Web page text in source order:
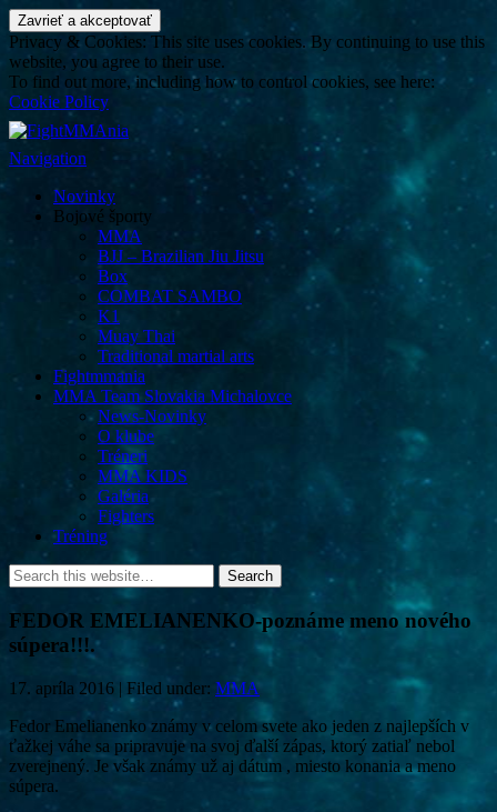
FightMMAnia
Privacy & Cookies: This site uses cookies. By continuing to use this
website, you agree to their use.
To find out more, including how to control cookies, see here:
Cookie Policy
Navigation
Novinky
Bojové športy
MMA
BJJ – Brazilian Jiu Jitsu
Box
COMBAT SAMBO
K1
Muay Thai
Traditional martial arts
Fightmmania
MMA Team Slovakia Michalovce
News-Novinky
O klube
Tréneri
MMA KIDS
Galéria
Fighters
Tréning
FEDOR EMELIANENKO-poznáme meno nového
súpera!!!.
17. apríla 2016 | Filed under: MMA
Fedor Emelianenko známy v celom svete ako jeden z najlepších v
ťažkej váhe sa pripravuje na svoj ďalší zápas, ktorý zatiaľ nebol
zverejnený. Je však známy už aj dátum , miesto konania a meno
súpera.